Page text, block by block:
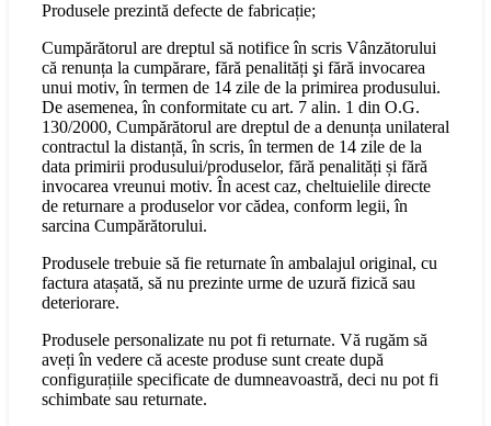
Produsele prezintă defecte de fabricație;
Cumpărătorul are dreptul să notifice în scris Vânzătorului
că renunța la cumpărare, fără penalități şi fără invocarea
unui motiv, în termen de 14 zile de la primirea produsului.
De asemenea, în conformitate cu art. 7 alin. 1 din O.G.
130/2000, Cumpărătorul are dreptul de a denunța unilateral
contractul la distanță, în scris, în termen de 14 zile de la
data primirii produsului/produselor, fără penalități și fără
invocarea vreunui motiv. În acest caz, cheltuielile directe
de returnare a produselor vor cădea, conform legii, în
sarcina Cumpărătorului.
Produsele trebuie să fie returnate în ambalajul original, cu
factura atașată, să nu prezinte urme de uzură fizică sau
deteriorare.
Produsele personalizate nu pot fi returnate. Vă rugăm să
aveți în vedere că aceste produse sunt create după
configurațiile specificate de dumneavoastră, deci nu pot fi
schimbate sau returnate.